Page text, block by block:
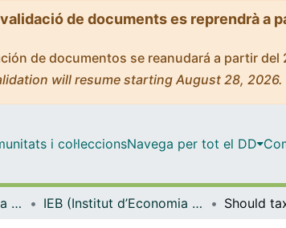
de documents es reprendrà a
de documentos se reanudará a partir
will resume starting August 28,
i col·leccionsNavega per tot el DD
IEB (Institut d’Economia de Barcelona) IEB (Institut d’Economia de Barcelona) – Working Papers